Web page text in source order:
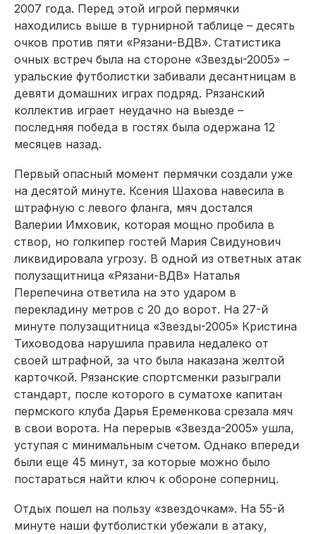
2007 года. Перед этой игрой пермячки
находились выше в турнирной таблице – десять
очков против пяти «Рязани-ВДВ». Статистика
очных встреч была на стороне «Звезды-2005» –
уральские футболистки забивали десантницам в
девяти домашних играх подряд. Рязанский
коллектив играет неудачно на выезде –
последняя победа в гостях была одержана 12
месяцев назад.
Первый опасный момент пермячки создали уже
на десятой минуте. Ксения Шахова навесила в
штрафную с левого фланга, мяч достался
Валерии Имховик, которая мощно пробила в
створ, но голкипер гостей Мария Свидунович
ликвидировала угрозу. В одной из ответных атак
полузащитница «Рязани-ВДВ» Наталья
Перепечина ответила на это ударом в
перекладину метров с 20 до ворот. На 27-й
минуте полузащитница «Звезды-2005» Кристина
Тиховодова нарушила правила недалеко от
своей штрафной, за что была наказана желтой
карточкой. Рязанские спортсменки разыграли
стандарт, после которого в суматохе капитан
пермского клуба Дарья Еременкова срезала мяч
в свои ворота. На перерыв «Звезда-2005» ушла,
уступая с минимальным счетом. Однако впереди
были еще 45 минут, за которые можно было
постараться найти ключ к обороне соперниц.
Отдых пошел на пользу «звездочкам». На 55-й
минуте наши футболистки убежали в атаку,